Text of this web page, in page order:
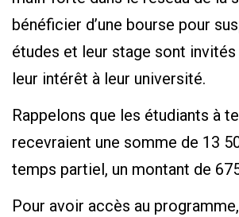
bénéficier d’une bourse pour
études et leur stage sont
leur intérêt à leur université.
Rappelons que les étudiants à
recevraient une somme de 13
temps partiel, un montant de
Pour avoir accès au